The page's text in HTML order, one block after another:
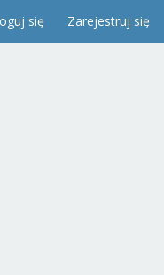
się Zarejestruj się